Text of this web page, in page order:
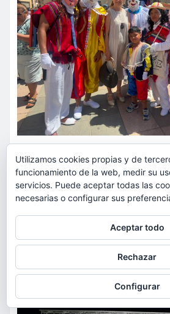
ACTUALIDAD CULTURA
La comunidad
Torrent celebra la
la Virgen del Cisne
torrent al dia Ago 9,
Utilizamos cookies propias y de
funcionamiento de la web, medir su
servicios. Puede aceptar todas las
necesarias o configurar sus
Aceptar todo
Rechazar
Configurar
Para obtener más información, incluido